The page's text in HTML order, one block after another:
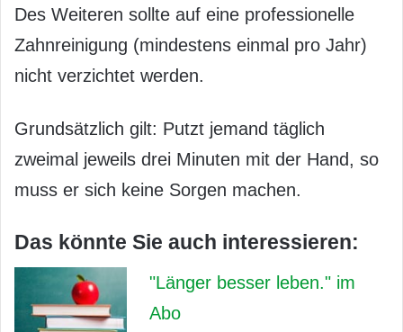
Des Weiteren sollte auf eine professionelle
Zahnreinigung (mindestens einmal pro Jahr)
nicht verzichtet werden.
Grundsätzlich gilt: Putzt jemand täglich
zweimal jeweils drei Minuten mit der Hand, so
muss er sich keine Sorgen machen.
Das könnte Sie auch interessieren:
"Länger besser leben." im
Abo